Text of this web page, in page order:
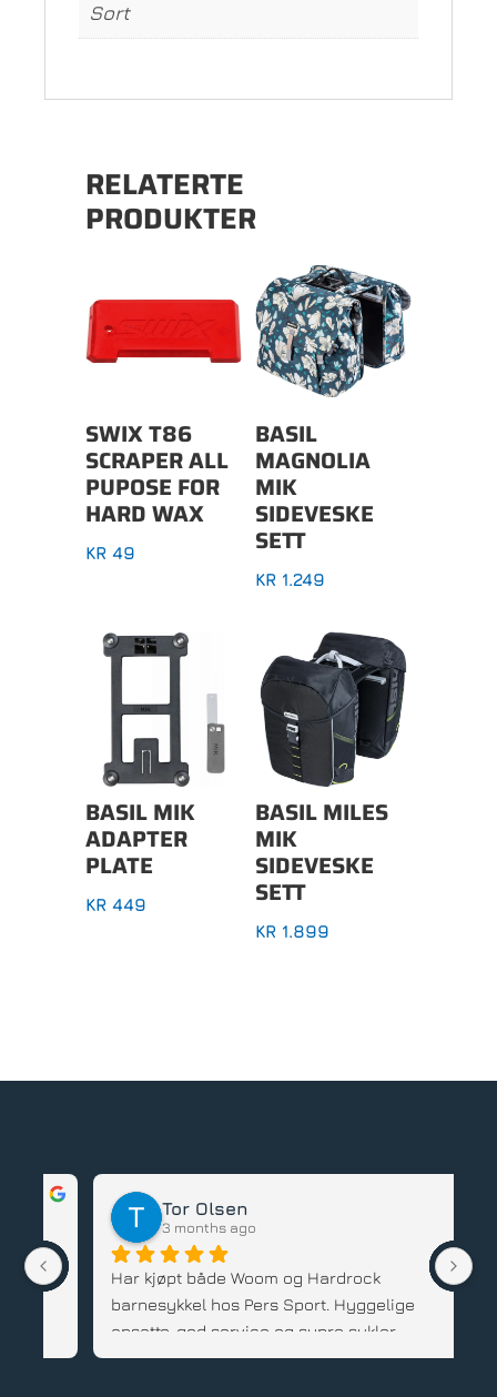
Sort
RELATERTE
PRODUKTER
SWIX T86
SCRAPER ALL
PUPOSE FOR
HARD WAX
KR49
BASIL
MAGNOLIA
MIK
SIDEVESKE
SETT
KR1.249
BASIL MIK
ADAPTER
PLATE
KR449
BASIL MILES
MIK
SIDEVESKE
SETT
KR1.899
Tor Olsen
3 months ago
Har kjøpt både Woom og Hardrock
barnesykkel hos Pers Sport. Hyggelige
ansatte, god service og supre sykler.
Anbefales.